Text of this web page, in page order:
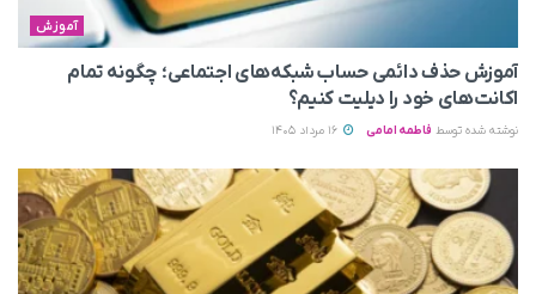
آموزش
آموزش حذف دائمی حساب شبکه‌های اجتماعی؛ چگونه تمام
اکانت‌های خود را دیلیت کنیم؟
نوشته شده توسط فاطمه امامی